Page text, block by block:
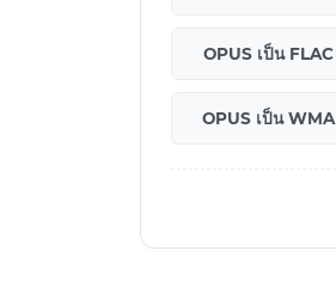
OPUS เป็น FLAC
OPUS เป็น WMA